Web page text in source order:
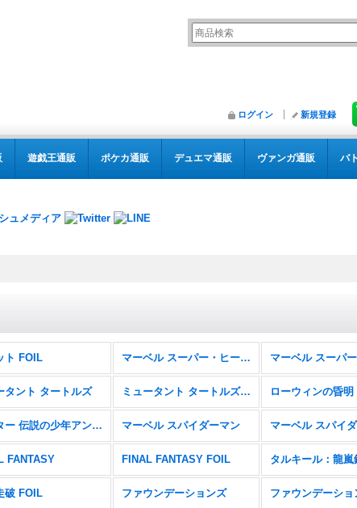
ログイン 新規登録
遊戯王通販 ポケカ通販 デュエマ通販 ヴァンガ通販 バ
ト FOIL マーベル スーパー・ヒーローズ
タント タートルズ ミュータント タートルズ FOIL ローウィンの昏明
アバター 伝説の少年アン FOIL マーベル スパイダーマン
FANTASY FINAL FANTASY FOIL タルキール：龍嵐
破 FOIL ファウンデーションズ